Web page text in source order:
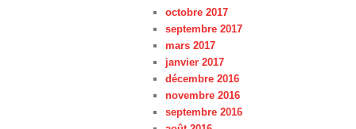
octobre 2017
septembre 2017
mars 2017
janvier 2017
décembre 2016
novembre 2016
septembre 2016